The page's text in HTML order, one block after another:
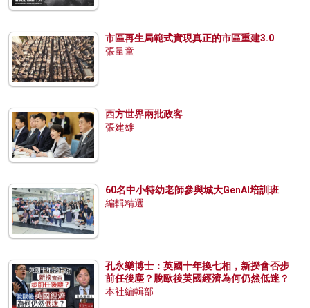
市區再生局範式實現真正的市區重建3.0
張量童
西方世界兩批政客
張建雄
60名中小特幼老師參與城大GenAI培訓班
編輯精選
孔永樂博士：英國十年換七相，新揆會否步
前任後塵？脫歐後英國經濟為何仍然低迷？
本社編輯部